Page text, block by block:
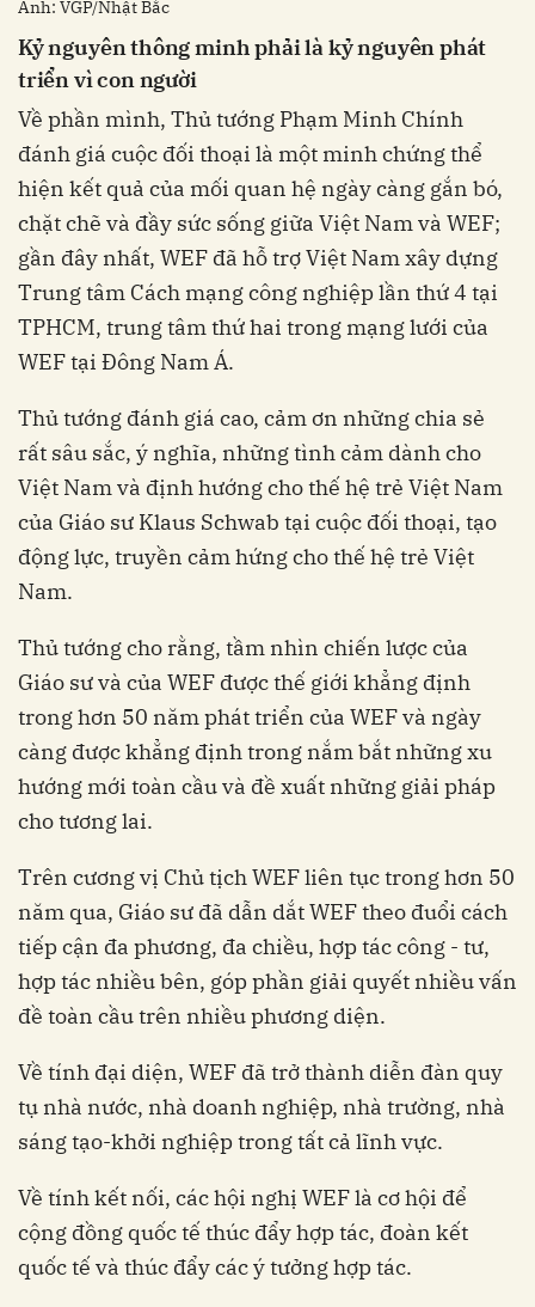
Ảnh: VGP/Nhật Bắc
Kỷ nguyên thông minh phải là kỷ nguyên phát
triển vì con người
Về phần mình, Thủ tướng Phạm Minh Chính
đánh giá cuộc đối thoại là một minh chứng thể
hiện kết quả của mối quan hệ ngày càng gắn bó,
chặt chẽ và đầy sức sống giữa Việt Nam và WEF;
gần đây nhất, WEF đã hỗ trợ Việt Nam xây dựng
Trung tâm Cách mạng công nghiệp lần thứ 4 tại
TPHCM, trung tâm thứ hai trong mạng lưới của
WEF tại Đông Nam Á.
Thủ tướng đánh giá cao, cảm ơn những chia sẻ
rất sâu sắc, ý nghĩa, những tình cảm dành cho
Việt Nam và định hướng cho thế hệ trẻ Việt Nam
của Giáo sư Klaus Schwab tại cuộc đối thoại, tạo
động lực, truyền cảm hứng cho thế hệ trẻ Việt
Nam.
Thủ tướng cho rằng, tầm nhìn chiến lược của
Giáo sư và của WEF được thế giới khẳng định
trong hơn 50 năm phát triển của WEF và ngày
càng được khẳng định trong nắm bắt những xu
hướng mới toàn cầu và đề xuất những giải pháp
cho tương lai.
Trên cương vị Chủ tịch WEF liên tục trong hơn 50
năm qua, Giáo sư đã dẫn dắt WEF theo đuổi cách
tiếp cận đa phương, đa chiều, hợp tác công - tư,
hợp tác nhiều bên, góp phần giải quyết nhiều vấn
đề toàn cầu trên nhiều phương diện.
Về tính đại diện, WEF đã trở thành diễn đàn quy
tụ nhà nước, nhà doanh nghiệp, nhà trường, nhà
sáng tạo-khởi nghiệp trong tất cả lĩnh vực.
Về tính kết nối, các hội nghị WEF là cơ hội để
cộng đồng quốc tế thúc đẩy hợp tác, đoàn kết
quốc tế và thúc đẩy các ý tưởng hợp tác.